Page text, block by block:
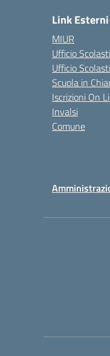
Link Esterni
MIUR
Ufficio
Ufficio
Scuola in
Iscrizioni On
Invalsi
Comune